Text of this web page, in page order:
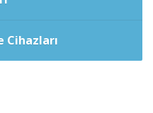
Cihazları